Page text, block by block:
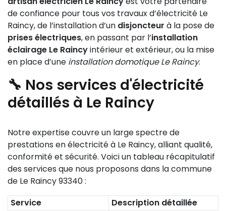
de confiance pour tous vos travaux d’électricité Le
Raincy, de l’installation d’un disjoncteur à la pose de
prises électriques, en passant par l’installation
éclairage Le Raincyintérieur et extérieur, ou la mise
en place d’une installation domotique Le Raincy.
🔧 Nos services d'électricité
détaillés à Le Raincy
Notre expertise couvre un large spectre de
prestations en électricité à Le Raincy, alliant qualité,
conformité et sécurité. Voici un tableau récapitulatif
des services que nous proposons dans la commune
de Le Raincy 93340 :
Service
Description détaillée